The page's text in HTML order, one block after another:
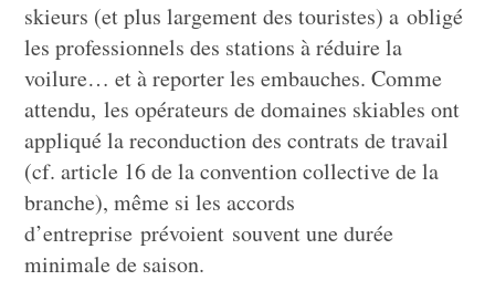
skieurs (et plus largement des touristes) a obligé
les professionnels des stations à réduire la
voilure… et à reporter les embauches. Comme
attendu, les opérateurs de domaines skiables ont
appliqué la reconduction des contrats de travail
(cf. article 16 de la convention collective de la
branche), même si les accords
d’entreprise prévoient souvent une durée
minimale de saison.